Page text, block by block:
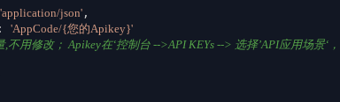
'application/json' ,
: 'AppCode/{您的Apikey}'
不用修改； Apikey在‘控制台 -->API KEYs --> 选择’API应用场景‘